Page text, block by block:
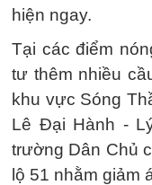
hiện ngay.
Tại các điểm
tư thêm nhiều
khu vực Sóng
Lê Đại Hành -
trường Dân Chủ
lộ 51 nhằm giảm